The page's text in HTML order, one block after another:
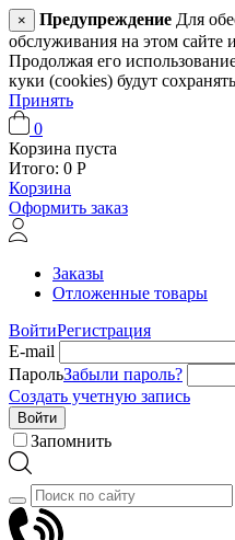
× Предупреждение Для
обслуживания на этом сайте
Продолжая его
куки (cookies) будут
Принять
0
Корзина пуста
Итого: 0 Р
Корзина
Оформить заказ
Заказы
Отложенные товары
ВойтиРегистрация
E-mail
ПарольЗабыли пароль?
Создать учетную запись
Войти
Запомнить